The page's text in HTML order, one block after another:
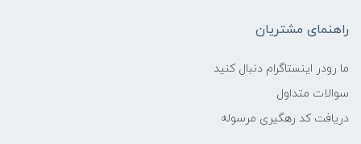
راهنمای مشتریان
ما رودر اینستاگرام دنبال کنید
سوالات متداول
دریافت کد رهگیری مرسوله